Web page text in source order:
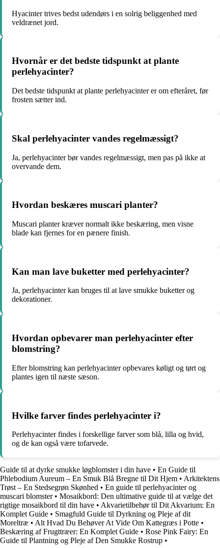
Hyacinter trives bedst udendørs i en solrig beliggenhed med
veldrænet jord.
Hvornår er det bedste tidspunkt at plante
perlehyacinter?
Det bedste tidspunkt at plante perlehyacinter er om efteråret, før
frosten sætter ind.
Skal perlehyacinter vandes regelmæssigt?
Ja, perlehyacinter bør vandes regelmæssigt, men pas på ikke at
overvande dem.
Hvordan beskæres muscari planter?
Muscari planter kræver normalt ikke beskæring, men visne
blade kan fjernes for en pænere finish.
Kan man lave buketter med perlehyacinter?
Ja, perlehyacinter kan bruges til at lave smukke buketter og
dekorationer.
Hvordan opbevarer man perlehyacinter efter
blomstring?
Efter blomstring kan perlehyacinter opbevares køligt og tørt og
plantes igen til næste sæson.
Hvilke farver findes perlehyacinter i?
Perlehyacinter findes i forskellige farver som blå, lilla og hvid,
og de kan også være tofarvede.
Guide til at dyrke smukke løgblomster i din have • En Guide til
Phlebodium Aureum – En Smuk Blå Bregne til Dit Hjem • Arkitektens
Trøst – En Stedsegrøn Skønhed • En guide til perlehyacinter og
muscari blomster• Mosaikbord: Den ultimative guide til at vælge det
rigtige mosaikbord til din have • Akvarietilbehør til Dit Akvarium: En
Komplet Guide • Smagfuld Guide til Dyrkning og Pleje af dit
Moreltræ • Alt Hvad Du Behøver At Vide Om Kattegræs i Potte •
Beskæring af Frugttræer: En Komplet Guide • Rose Pink Fairy: En
Guide til Plantning og Pleje af Den Smukke Rostrup •